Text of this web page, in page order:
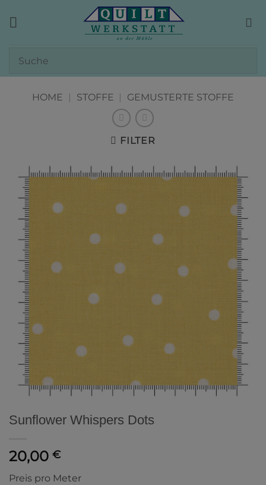
Inhalt
HOME | STOFFE | GEMUSTERTE STOFFE
FILTER
Sunflower Whispers Dots
20,00 €
Preis pro Meter